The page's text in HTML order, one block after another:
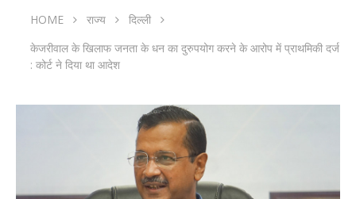
HOME राज्य
दिल्ली
केजरीवाल के खिलाफ जनता के धन का दुरुपयोग करने के आरोप में प्राथमिकी दर्ज
: कोर्ट ने दिया था आदेश